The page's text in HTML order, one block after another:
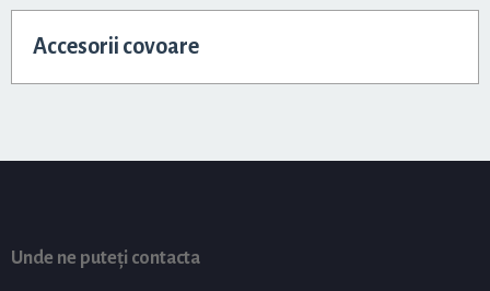
Accesorii covoare
Unde ne puteți contacta